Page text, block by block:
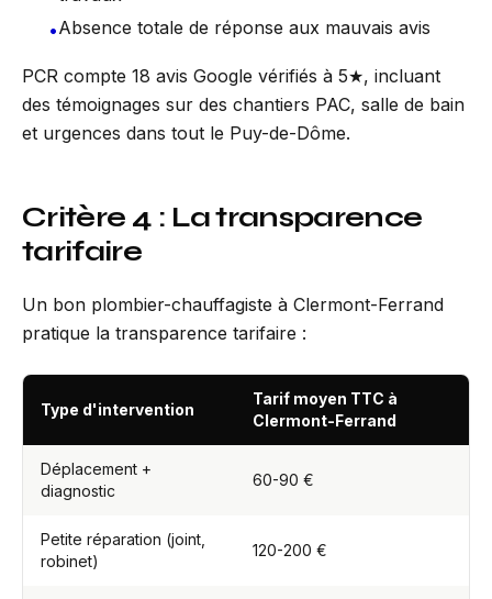
•Absence totale de réponse aux mauvais avis
PCR compte 18 avis Google vérifiés à 5★, incluant
des témoignages sur des chantiers PAC, salle de bain
et urgences dans tout le Puy-de-Dôme.
Critère 4 : La transparence
tarifaire
Un bon plombier-chauffagiste à Clermont-Ferrand
pratique la transparence tarifaire :
Type d'intervention
Tarif moyen TTC à
Clermont-Ferrand
Déplacement +
diagnostic
60-90 €
Petite réparation (joint,
robinet)
120-200 €